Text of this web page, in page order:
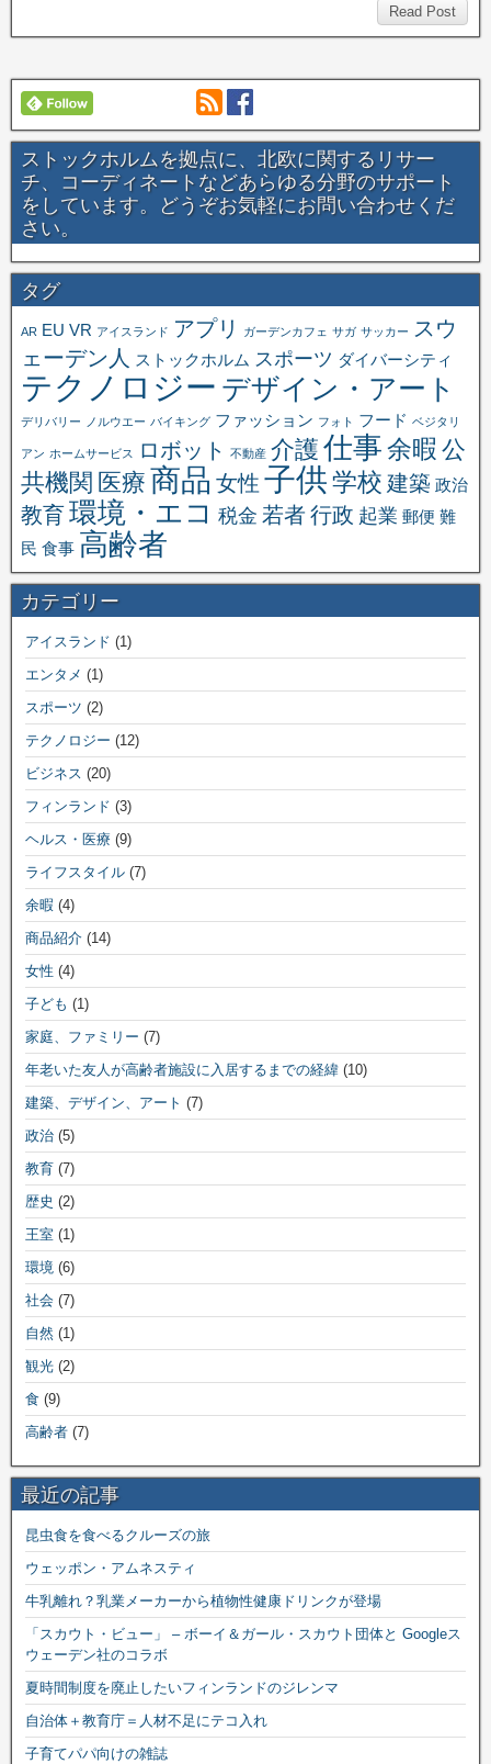
Read Post
ストックホルムを拠点に、北欧に関するリサー
チ、コーディネートなどあらゆる分野のサポート
をしています。どうぞお気軽にお問い合わせくだ
さい。
タグ
AR EU VR アイスランド アプリ ガーデンカフェ サガ サッカー
スウ
ェーデン人
ストックホルム スポーツ ダイバーシティ
テクノロジー デザイン・アート
デリバリー ノルウエー バイキング ファッション フォト フード ベジタリ
アン ホームサービス ロボット 不動産 介護 仕事余暇 公
共機関 医療 商品 女性 子供学校 建築 政治
教育環境・エコ 税金 若者行政 起業 郵便 難
民 食事 高齢者
カテゴリー
アイスランド (1)
エンタメ (1)
スポーツ (2)
テクノロジー (12)
ビジネス (20)
フィンランド (3)
ヘルス・医療 (9)
ライフスタイル (7)
余暇 (4)
商品紹介 (14)
女性 (4)
子ども (1)
家庭、ファミリー (7)
年老いた友人が高齢者施設に入居するまでの経緯 (10)
建築、デザイン、アート (7)
政治 (5)
教育 (7)
歴史 (2)
王室 (1)
環境 (6)
社会 (7)
自然 (1)
観光 (2)
食 (9)
高齢者 (7)
最近の記事
昆虫食を食べるクルーズの旅
ウェッポン・アムネスティ
牛乳離れ？乳業メーカーから植物性健康ドリンクが登場
「スカウト・ビュー」 – ボーイ＆ガール・スカウト団体と Googleス
ウェーデン社のコラボ
夏時間制度を廃止したいフィンランドのジレンマ
自治体＋教育庁＝人材不足にテコ入れ
子育てパパ向けの雑誌